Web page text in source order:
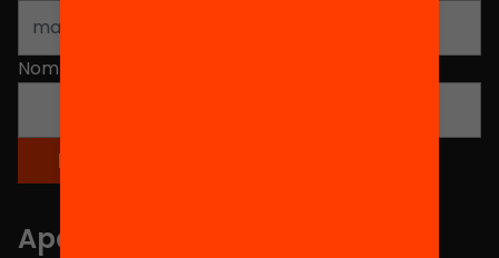
Nombre
Apartados